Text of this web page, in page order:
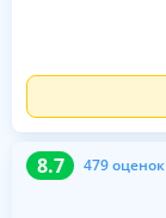
8.7 479 оценок
8.7 479 оценок